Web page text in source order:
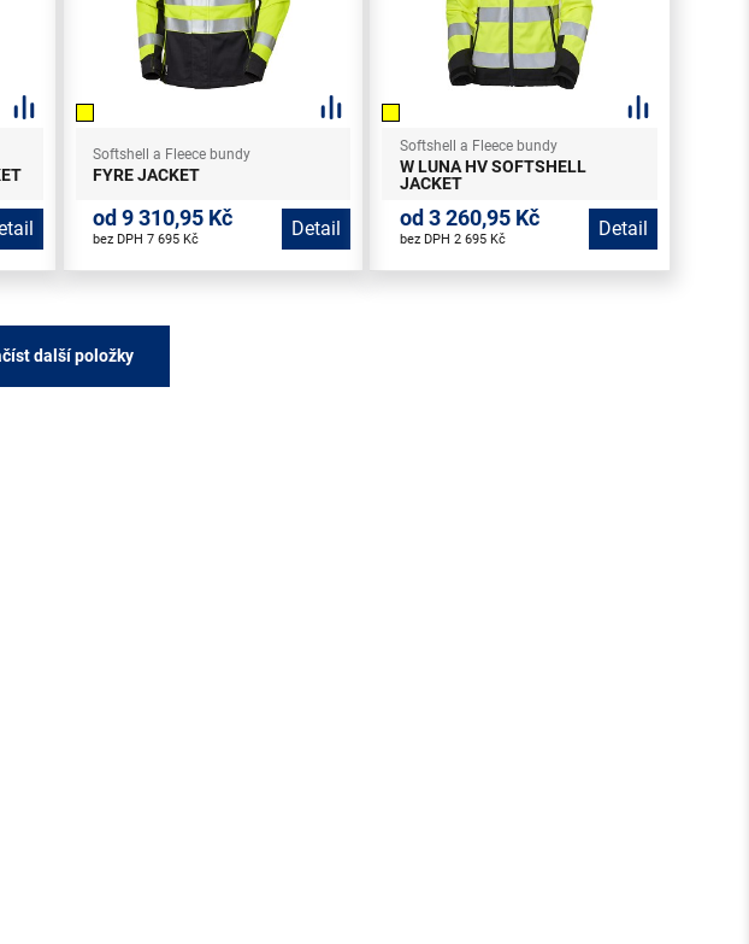
Softshell a Fleece bundy
FYRE JACKET
od 9 310,95 Kč
bez DPH 7 695 Kč Detail
Softshell a Fleece bundy
W LUNA HV SOFTSHELL
JACKET
od 3 260,95 Kč
bez DPH 2 695 Kč Detail
další položky